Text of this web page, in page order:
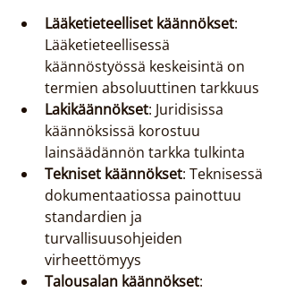
Lääketieteelliset käännökset:
Lääketieteellisessä
käännöstyössä keskeisintä on
termien absoluuttinen tarkkuus
Lakikäännökset: Juridisissa
käännöksissä korostuu
lainsäädännön tarkka tulkinta
Tekniset käännökset: Teknisessä
dokumentaatiossa painottuu
standardien ja
turvallisuusohjeiden
virheettömyys
Talousalan käännökset: